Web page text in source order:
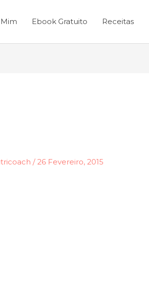
Ebook Gratuito Receitas
/26 Fevereiro, 2015